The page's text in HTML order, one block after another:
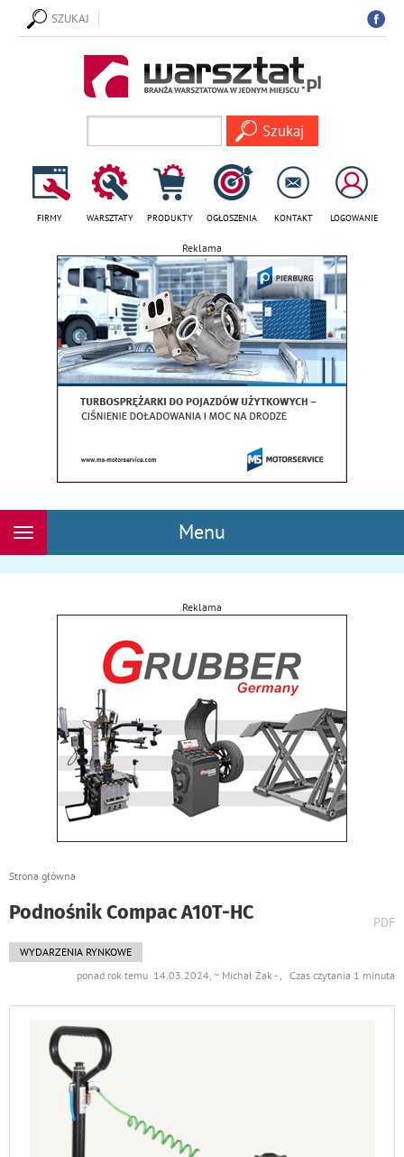
SZUKAJ
FIRMY WARSZTATY PRODUKTY OGŁOSZENIA KONTAKT LOGOWANIE
Reklama
Menu
Rozwiń
Reklama
Strona główna
Podnośnik Compac A10T-HC PDF
WYDARZENIA RYNKOWE
ponad rok temu 14.03.2024, ~ Michał Żak - , Czas czytania 1 minuta